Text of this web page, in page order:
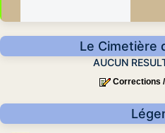
Le Cimetière
AUCUN
Corrections